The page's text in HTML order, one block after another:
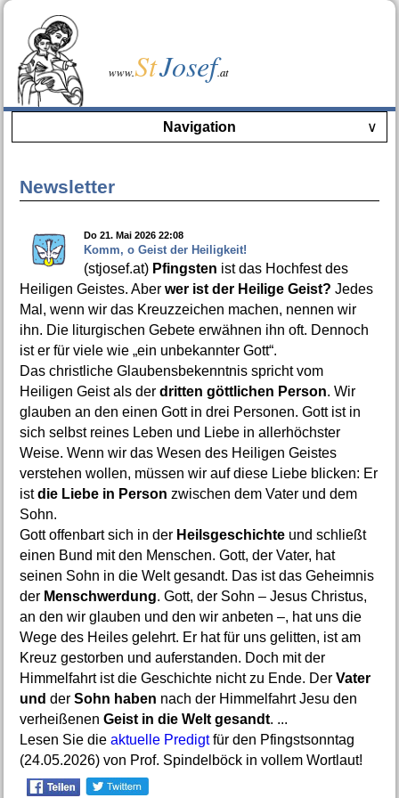
www.StJosef.at
Navigation ∨
Newsletter
Do 21. Mai 2026 22:08
Komm, o Geist der Heiligkeit!
(stjosef.at) Pfingsten ist das Hochfest des
Heiligen Geistes. Aber wer ist der Heilige Geist? Jedes
Mal, wenn wir das Kreuzzeichen machen, nennen wir
ihn. Die liturgischen Gebete erwähnen ihn oft. Dennoch
ist er für viele wie „ein unbekannter Gott“.
Das christliche Glaubensbekenntnis spricht vom
Heiligen Geist als der dritten göttlichen Person. Wir
glauben an den einen Gott in drei Personen. Gott ist in
sich selbst reines Leben und Liebe in allerhöchster
Weise. Wenn wir das Wesen des Heiligen Geistes
verstehen wollen, müssen wir auf diese Liebe blicken: Er
istdie Liebe in Person zwischen dem Vater und dem
Sohn.
Gott offenbart sich in der Heilsgeschichteund schließt
einen Bund mit den Menschen. Gott, der Vater, hat
seinen Sohn in die Welt gesandt. Das ist das Geheimnis
der Menschwerdung. Gott, der Sohn – Jesus Christus,
an den wir glauben und den wir anbeten –, hat uns die
Wege des Heiles gelehrt. Er hat für uns gelitten, ist am
Kreuz gestorben und auferstanden. Doch mit der
Himmelfahrt ist die Geschichte nicht zu Ende. Der Vater
und der Sohn haben nach der Himmelfahrt Jesu den
verheißenen Geist in die Welt gesandt. ...
Lesen Sie die aktuelle Predigtfür den Pfingstsonntag
(24.05.2026) von Prof. Spindelböck in vollem Wortlaut!